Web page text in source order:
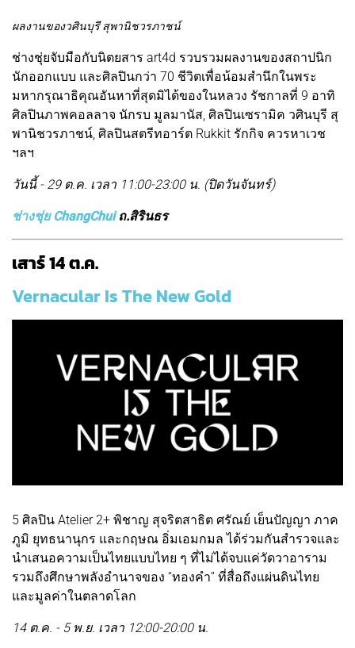
ผลงานของวศินบุรี สุพานิชวรภาชน์
ช่างชุ่ยจับมือกับนิตยสาร art4d รวบรวมผลงานของสถาปนิก
นักออกแบบ และศิลปินกว่า 70 ชีวิตเพื่อน้อมสำนึกในพระ
มหากรุณาธิคุณอันหาที่สุดมิได้ของในหลวง รัชกาลที่ 9 อาทิ
ศิลปินภาพคอลลาจ นักรบ มูลมานัส, ศิลปินเซรามิค วศินบุรี สุ
พานิชวรภาชน์, ศิลปินสตรีทอาร์ต Rukkit รักกิจ ควรหาเวช
ฯลฯ
วันนี้ - 29 ต.ค. เวลา 11:00-23:00 น. (ปิดวันจันทร์)
ช่างชุ่ย ChangChuiถ.สิรินธร
เสาร์ 14 ต.ค.
Vernacular Is The New Gold
5 ศิลปิน Atelier 2+ พิชาญ สุจริตสาธิต ศรัณย์ เย็นปัญญา ภาค
ภูมิ ยุทธนานุกร และกฤษณ อิ่มเอมกมล ได้ร่วมกันสำรวจและ
นำเสนอความเป็นไทยแบบไทย ๆ ที่ไม่ได้จบแค่วัดวาอาราม
รวมถึงศึกษาพลังอำนาจของ “ทองคำ” ที่สื่อถึงแผ่นดินไทย
และมูลค่าในตลาดโลก
14 ต.ค. - 5 พ.ย. เวลา 12:00-20:00 น.